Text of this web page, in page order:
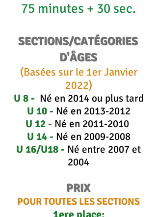
75 minutes + 30 sec.
SECTIONS/CATÉGORIES
D'ÂGES
(Basées sur le 1er Janvier
2022)
U 8 - Né en 2014 ou plus tard
U 10 - Né en 2013-2012
U 12 - Né en 2011-2010
U 14 - Né en 2009-2008
U 16/U18 - Né entre 2007 et
2004
PRIX
POUR TOUTES LES SECTIONS
1ere place: